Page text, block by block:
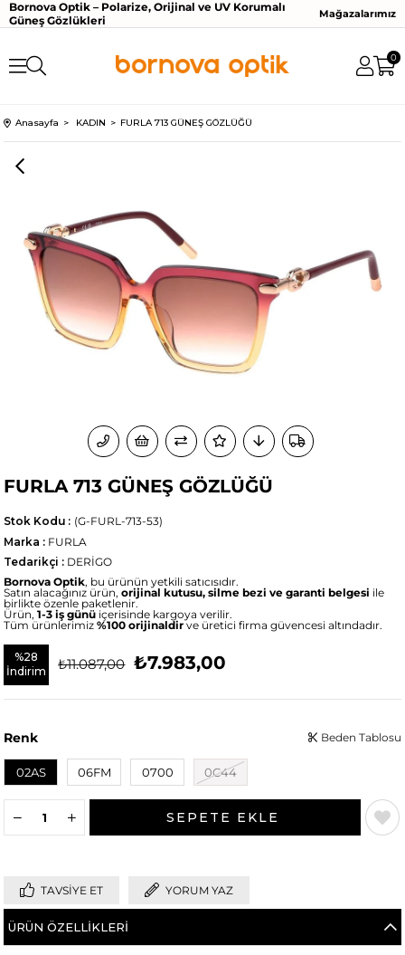
Bornova Optik – Polarize, Orijinal ve UV Korumalı
Güneş Gözlükleri
Mağazalarımız
0
Anasayfa KADIN FURLA 713 GÜNEŞ GÖZLÜĞÜ
FURLA 713 GÜNEŞ GÖZLÜĞÜ
(G-FURL-713-53)
Stok Kodu
Marka : FURLA
Tedarikçi : DERİGO
Bornova Optik, bu ürünün yetkili satıcısıdır.
Satın alacağınız ürün,orijinal kutusu, silme bezi ve garanti belgesi ile
birlikte özenle paketlenir.
Ürün,1-3 iş günü içerisinde kargoya verilir.
Tüm ürünlerimiz%100 orijinaldirve üretici firma güvencesi altındadır.
%28
İndirim
₺11.087,00 ₺7.983,00
Renk
02AS 06FM 0700 0C44
Beden Tablosu
TAVSIYE ET YORUM YAZ
ÜRÜN ÖZELLIKLERI